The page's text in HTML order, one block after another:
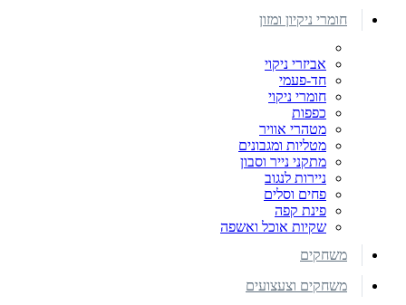
חומרי ניקיון ומזון
אביזרי ניקוי
חד-פעמי
חומרי ניקוי
כפפות
מטהרי אוויר
מטליות ומגבונים
מתקני נייר וסבון
ניירות לנגוב
פחים וסלים
פינת קפה
שקיות אוכל ואשפה
משחקים
משחקים וצעצועים